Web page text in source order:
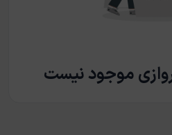
موجود نیست